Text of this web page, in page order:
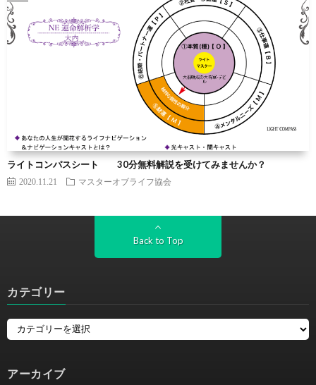
ライトコンパスシート 30分無料解説を受けてみませんか？
2020.11.21 マスターオブライフ協会
Back to Top
カテゴリー
アーカイブ